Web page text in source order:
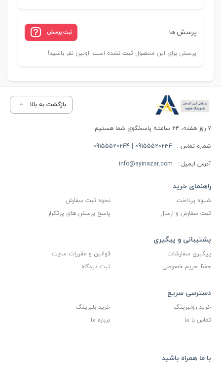
پرسش ها ثبت پرسش
پرسش برای این محصول ثبت نشده است. اولین نفر باشید!
بازگشت به بالا
۷ روز هفته، ۲۴ ساعته پاسخگوی شما هستیم.
شماره تماس : 09155520234 | 09155520244
آدرس ایمیل : info@ayinazar.com
راهنمای خرید
شیوه پرداخت
نحوه ثبت سفارش
ثبت سفارش و ارسال
پاسخ پرسش های پرتکرار
پشتیبانی و پیگیری
پیگیری سفارشات
قوانین و مقررات سایت
حفظ حریم خصوصی
ثبت دیدگاه
دسترسی سریع
خرید رولبرینگ
خرید بلبرینگ
تماس با ما
درباره ما
با ما همراه باشید